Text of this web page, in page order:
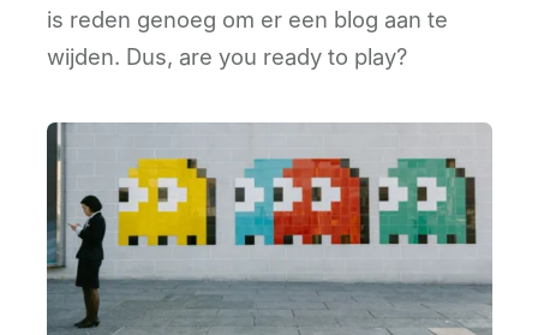
is reden genoeg om er een blog aan te
wijden. Dus, are you ready to play?